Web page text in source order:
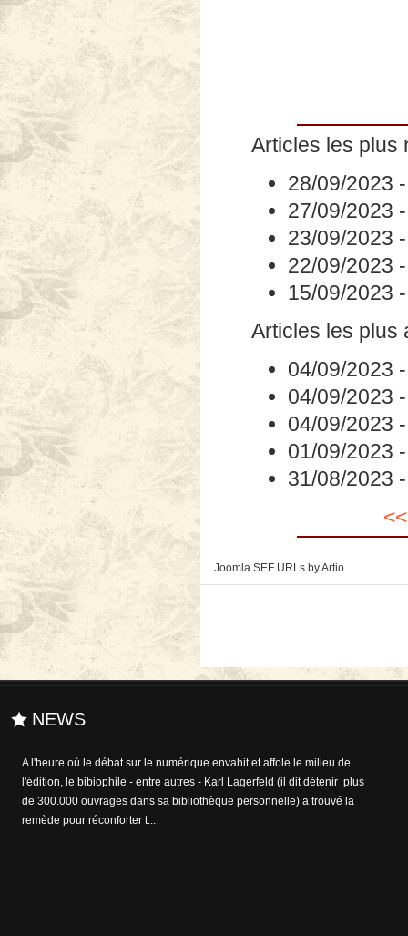
Articles les plus
28/09/2023
27/09/2023
23/09/2023
22/09/2023
15/09/2023
Articles les plus
04/09/2023
04/09/2023
04/09/2023
01/09/2023
31/08/2023
Joomla SEF URLs by Artio
NEWS
A l'heure où le débat sur le numérique envahit et affole le milieu de
l'édition, le bibiophile - entre autres - Karl Lagerfeld (il dit détenir plus
de 300.000 ouvrages dans sa bibliothèque personnelle) a trouvé la
remède pour réconforter t...